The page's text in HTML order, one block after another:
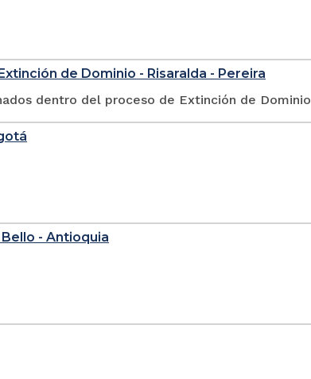
de Dominio - Risaralda - Pereira
dentro del proceso de Extinción de Dominio
- Antioquia